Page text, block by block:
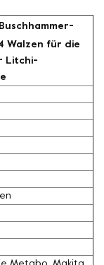
Walzen für die
Litchi-